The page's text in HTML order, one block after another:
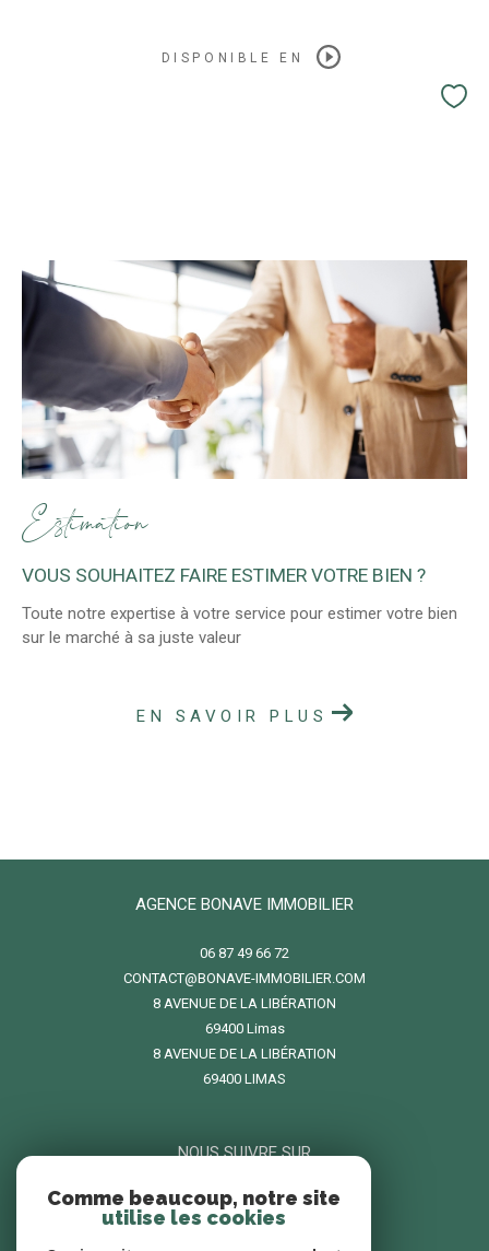
DISPONIBLE EN
Estimation
VOUS SOUHAITEZ FAIRE ESTIMER VOTRE BIEN ?
Toute notre expertise à votre service pour estimer votre bien
sur le marché à sa juste valeur
EN SAVOIR PLUS
AGENCE BONAVE IMMOBILIER
06 87 49 66 72
CONTACT@BONAVE-IMMOBILIER.COM
8 AVENUE DE LA LIBÉRATION
69400
limas
8 AVENUE DE LA LIBÉRATION
69400 LIMAS
NOUS SUIVRE SUR
Comme beaucoup, notre site
utilise les cookies